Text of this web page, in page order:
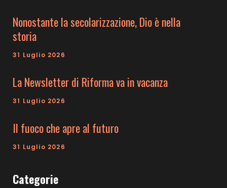
Nonostante la secolarizzazione, Dio è nella
storia
31 Luglio 2026
La Newsletter di Riforma va in vacanza
31 Luglio 2026
Il fuoco che apre al futuro
31 Luglio 2026
Categorie